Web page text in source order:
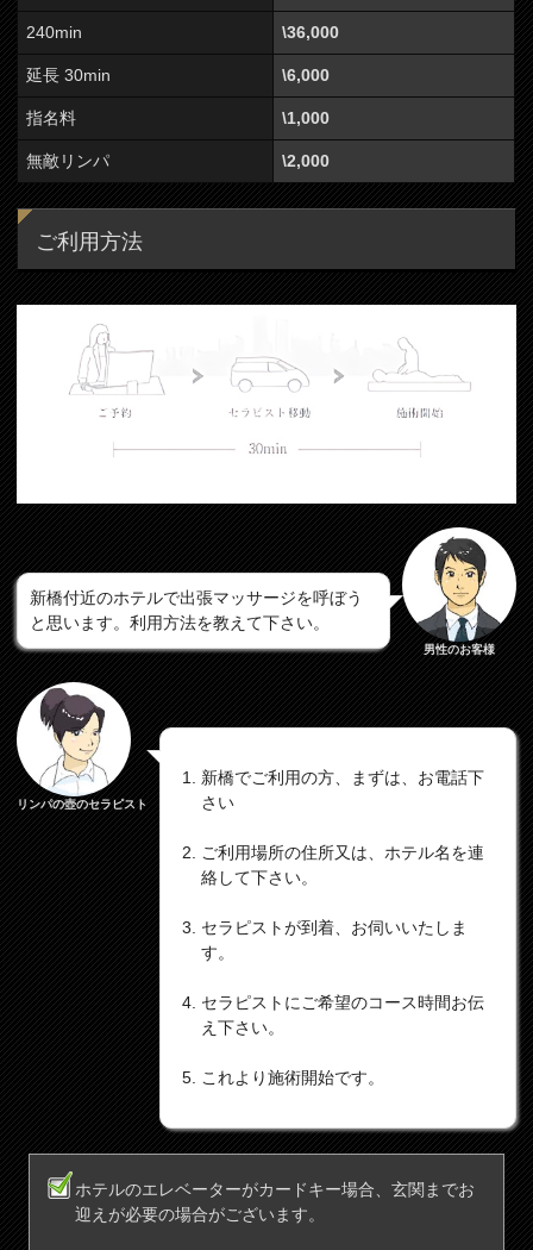
240min \36,000
延長 30min \6,000
指名料 \1,000
無敵リンパ \2,000
ご利用方法
新橋付近のホテルで出張マッサージを呼ぼう
と思います。利用方法を教えて下さい。
男性のお客様
リンパの壺のセラピスト
新橋でご利用の方、まずは、お電話下
さい
ご利用場所の住所又は、ホテル名を連
絡して下さい。
セラピストが到着、お伺いいたしま
す。
セラピストにご希望のコース時間お伝
え下さい。
これより施術開始です。
ホテルのエレベーターがカードキー場合、玄関までお
迎えが必要の場合がございます。